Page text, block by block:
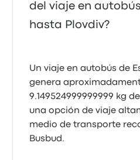
del viaje en
hasta Plovdiv?
Un viaje en autobús de
genera
9.149524999999999 kg
una opción de viaje
medio de transporte
Busbud.